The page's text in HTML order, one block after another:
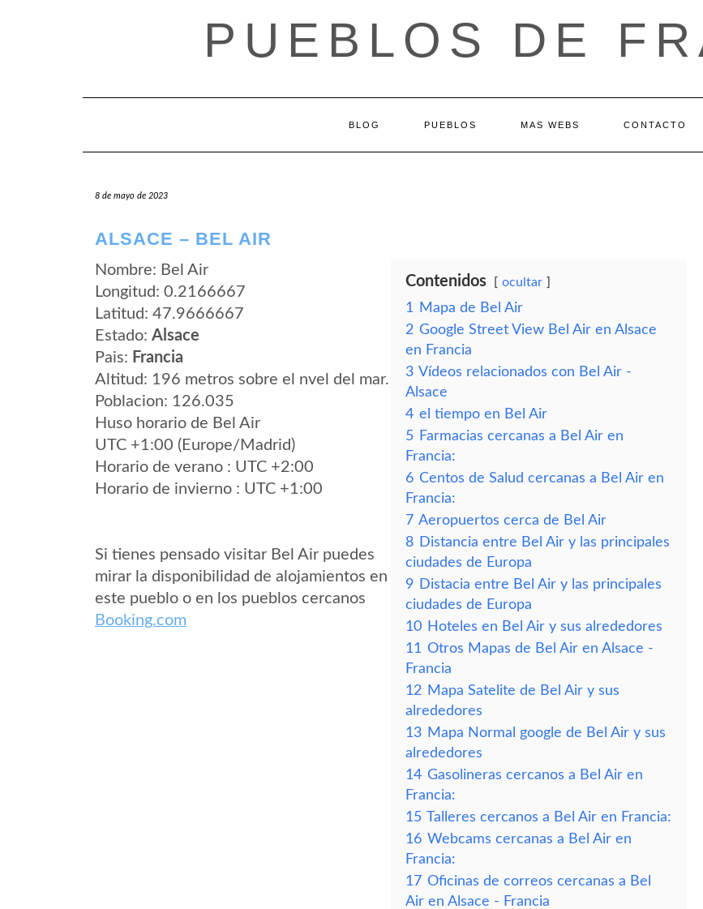
PUEBLOS DE
BLOG PUEBLOS MAS WEBS CONTACTO
8 de mayo de 2023
ALSACE – BEL AIR
Nombre: Bel Air
Longitud: 0.2166667
Latitud: 47.9666667
Estado: Alsace
Pais: Francia
Altitud: 196 metros sobre el nvel del mar.
Poblacion: 126.035
Huso horario de Bel Air
UTC +1:00 (Europe/Madrid)
Horario de verano : UTC +2:00
Horario de invierno : UTC +1:00
Si tienes pensado visitar Bel Air puedes
mirar la disponibilidad de alojamientos en
este pueblo o en los pueblos cercanos
Booking.com
Contenidos ocultar
1
Mapa de Bel Air
2 Google Street View Bel Air en Alsace
en Francia
3 Vídeos relacionados con Bel Air -
Alsace
4 el tiempo en Bel Air
5 Farmacias cercanas a Bel Air en
Francia:
6 Centos de Salud cercanas a Bel Air en
Francia:
7 Aeropuertos cerca de Bel Air
8 Distancia entre Bel Air y las principales
ciudades de Europa
9 Distacia entre Bel Air y las principales
ciudades de Europa
10 Hoteles en Bel Air y sus alrededores
11 Otros Mapas de Bel Air en Alsace -
Francia
12 Mapa Satelite de Bel Air y sus
alrededores
13 Mapa Normal google de Bel Air y sus
alrededores
14 Gasolineras cercanos a Bel Air en
Francia:
15 Talleres cercanos a Bel Air en Francia:
16 Webcams cercanas a Bel Air en
Francia:
17 Oficinas de correos cercanas a Bel
Air en Alsace - Francia